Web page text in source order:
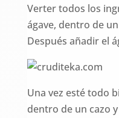
Verter todos los
ágave, dentro de
Después añadir el
Una vez esté todo
dentro de un cazo